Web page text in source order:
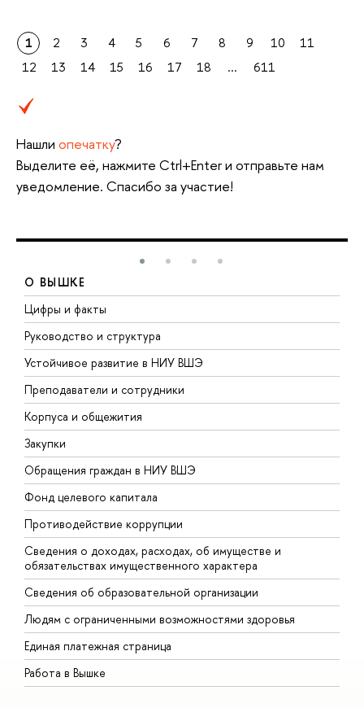
1 2 3 4 5 6 7 8 9 10
11
12
13 14 15 16 17 18 ... 611
Нашли опечатку?
Выделите её, нажмите Ctrl+Enter и отправьте нам
уведомление. Спасибо за участие!
О ВЫШКЕ
Цифры и факты
Руководство и структура
Устойчивое развитие в НИУ ВШЭ
Преподаватели и сотрудники
Корпуса и общежития
Закупки
Обращения граждан в НИУ ВШЭ
Фонд целевого капитала
Противодействие коррупции
Сведения о доходах, расходах, об имуществе и
обязательствах имущественного характера
Сведения об образовательной организации
Людям с ограниченными возможностями здоровья
Единая платежная страница
Работа в Вышке